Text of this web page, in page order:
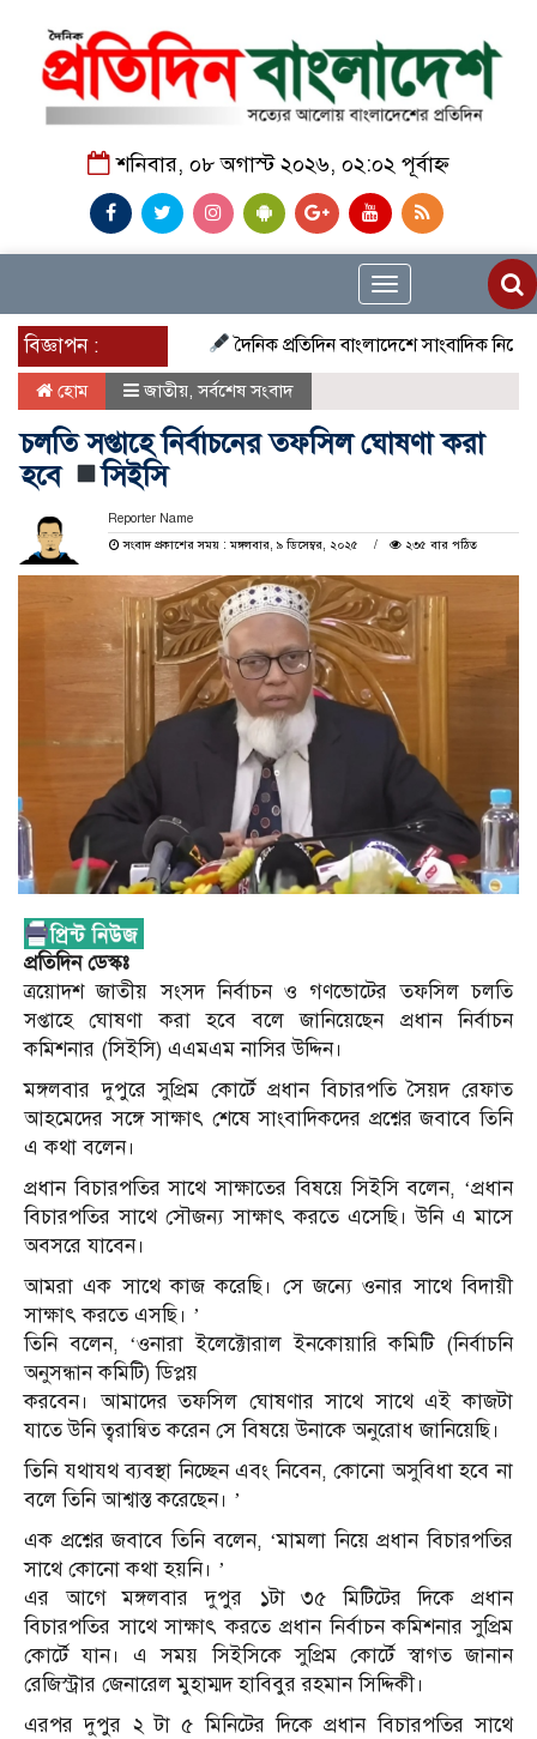
শনিবার, ০৮ অগাস্ট ২০২৬, ০২:০২ পূর্বাহ্ন
Toggle
navigation
বিজ্ঞাপন :
দৈনিক প্রতিদিন বাংলাদেশে সাংবাদিক নিয়োগ
হোম জাতীয়,সর্বশেষ সংবাদ
চলতি সপ্তাহে নির্বাচনের তফসিল ঘোষণা করা
হবে
সিইসি
Reporter Name
সংবাদ প্রকাশের সময় : মঙ্গলবার, ৯ ডিসেম্বর, ২০২৫
২৩৫ বার পঠিত
প্রতিদিন ডেস্কঃ
ত্রয়োদশ ‎জাতীয় সংসদ নির্বাচন ও গণভোটের তফসিল চলতি
সপ্তাহে ঘোষণা করা হবে বলে জানিয়েছেন প্রধান নির্বাচন
কমিশনার (সিইসি) এএমএম নাসির উদ্দিন।
মঙ্গলবার দুপুরে সুপ্রিম কোর্টে প্রধান বিচারপতি সৈয়দ রেফাত
আহমেদের সঙ্গে সাক্ষাৎ শেষে সাংবাদিকদের প্রশ্নের জবাবে তিনি
এ কথা বলেন।
প্রধান বিচারপতির সাথে সাক্ষাতের বিষয়ে সিইসি বলেন, ‘প্রধান
বিচারপতির সাথে সৌজন্য সাক্ষাৎ করতে এসেছি। উনি এ মাসে
অবসরে যাবেন।
আমরা এক সাথে কাজ করেছি। সে জন্যে ওনার সাথে বিদায়ী
সাক্ষাৎ করতে এসছি। ’
তিনি বলেন, ‘ওনারা ইলেক্টোরাল ইনকোয়ারি কমিটি (নির্বাচনি
অনুসন্ধান কমিটি) ডিপ্লয়
করবেন। আমাদের তফসিল ঘোষণার সাথে সাথে এই কাজটা
যাতে উনি ত্বরান্বিত করেন সে বিষয়ে উনাকে অনুরোধ জানিয়েছি।
তিনি যথাযথ ব্যবস্থা নিচ্ছেন এবং নিবেন, কোনো অসুবিধা হবে না
বলে তিনি আশ্বাস্ত করেছেন। ’
এক প্রশ্নের জবাবে তিনি বলেন, ‘মামলা নিয়ে প্রধান বিচারপতির
সাথে কোনো কথা হয়নি। ’
এর আগে মঙ্গলবার দুপুর ১টা ৩৫ মিটিটের দিকে প্রধান
বিচারপতির সাথে সাক্ষাৎ করতে প্রধান নির্বাচন কমিশনার সুপ্রিম
কোর্টে যান। এ সময় সিইসিকে সুপ্রিম কোর্টে স্বাগত জানান
রেজিস্ট্রার জেনারেল মুহাম্মদ হাবিবুর রহমান সিদ্দিকী।
এরপর দুপুর ২ টা ৫ মিনিটের দিকে প্রধান বিচারপতির সাথে